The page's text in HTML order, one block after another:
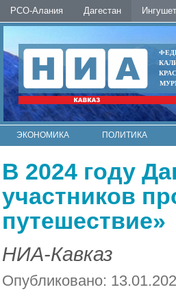
РСО-Алания Дагестан
ЭКОНОМИКА ПОЛИТИКА
В 2024 году
участников
путешествие»
НИА-Кавказ
Опубликовано: